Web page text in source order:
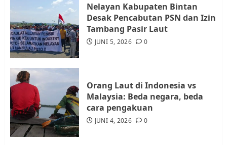
4
Warga Rempang Ajukan
Audiensi dengan Wali Kota
Tim Advokasi Desak BP Batam
Berhenti Merampas Tanah
Nelayan Kabupaten Bintan
Desak Pencabutan PSN dan Izin
Tambang Pasir Laut
JUNI 5, 2026 0
Orang Laut di Indonesia vs
Malaysia: Beda negara, beda
cara pengakuan
JUNI 4, 2026 0